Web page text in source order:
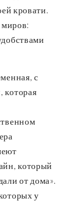
кровати.
миров:
с
которая
который
от дома».
у